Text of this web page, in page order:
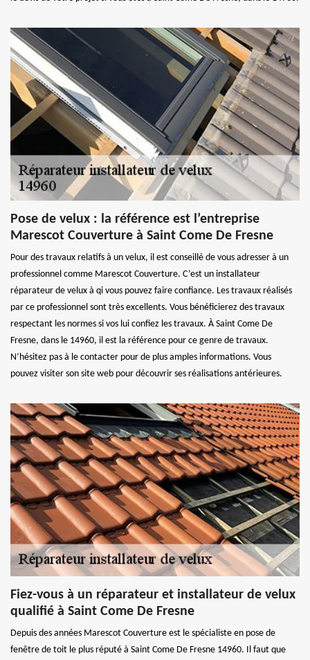
Pose de velux : la référence est l’entreprise
Marescot Couverture à Saint Come De Fresne
Pour des travaux relatifs à un velux, il est conseillé de vous adresser à un
professionnel comme Marescot Couverture. C’est un installateur
réparateur de velux à qi vous pouvez faire confiance. Les travaux réalisés
par ce professionnel sont très excellents. Vous bénéficierez des travaux
respectant les normes si vos lui confiez les travaux. À Saint Come De
Fresne, dans le 14960, il est la référence pour ce genre de travaux.
N’hésitez pas à le contacter pour de plus amples informations. Vous
pouvez visiter son site web pour découvrir ses réalisations antérieures.
Fiez-vous à un réparateur et installateur de velux
qualifié à Saint Come De Fresne
Depuis des années Marescot Couverture est le spécialiste en pose de
fenêtre de toit le plus réputé à Saint Come De Fresne 14960. Il faut que